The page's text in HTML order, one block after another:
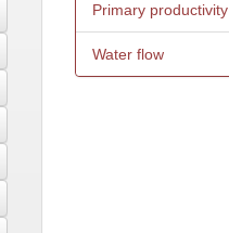
Primary productivity
Water flow